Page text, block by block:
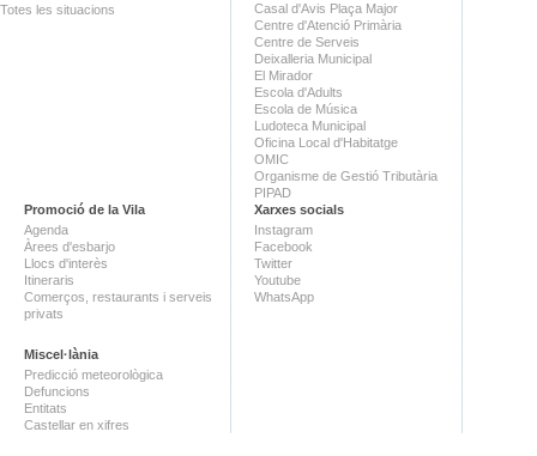
Totes les situacions
Casal d'Avis Plaça Major
Centre d'Atenció Primària
Centre de Serveis
Deixalleria Municipal
El Mirador
Escola d'Adults
Escola de Música
Ludoteca Municipal
Oficina Local d'Habitatge
OMIC
Organisme de Gestió Tributària
PIPAD
Promoció de la Vila
Agenda
Àrees d'esbarjo
Llocs d'interès
Itineraris
Comerços, restaurants i serveis
privats
Miscel·lània
Predicció meteorològica
Defuncions
Entitats
Castellar en xifres
Xarxes socials
Instagram
Facebook
Twitter
Youtube
WhatsApp